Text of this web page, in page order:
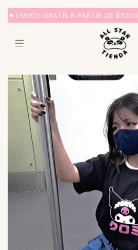
GRATIS A PARTIR DE $100.000 ♥